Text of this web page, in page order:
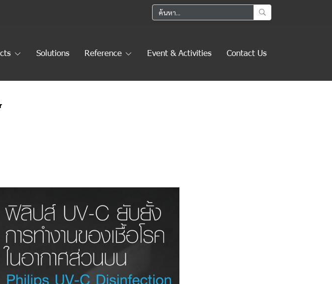
Solutions Reference Event & Activities Contact Us